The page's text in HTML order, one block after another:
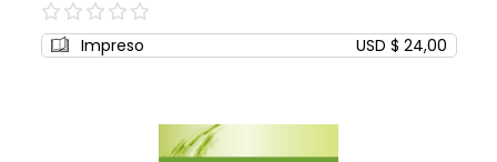
0%
Impreso USD $ 24,00